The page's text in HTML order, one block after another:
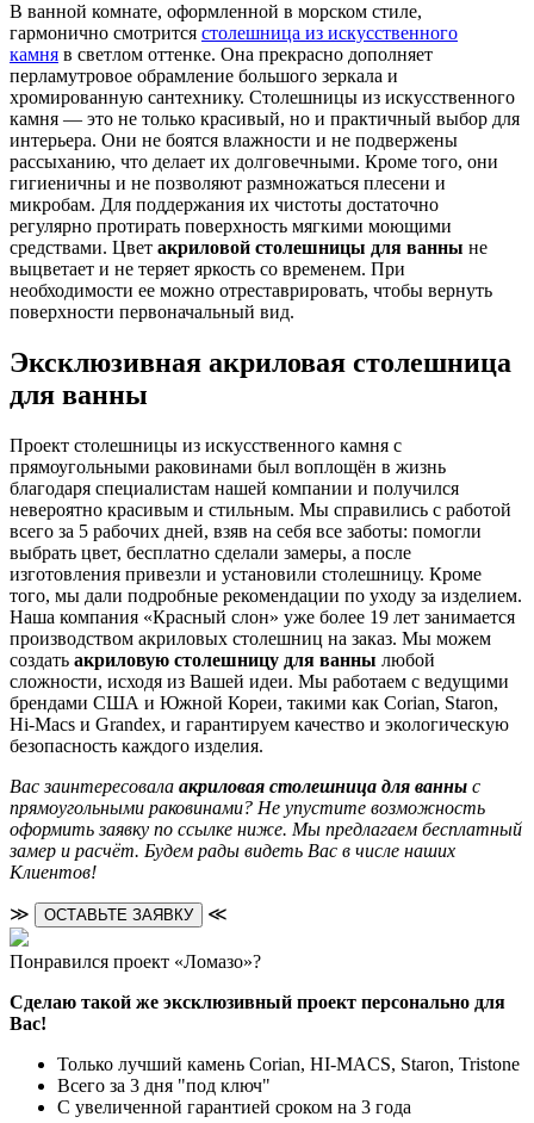
В ванной комнате, оформленной в морском стиле,
гармонично смотрится столешница из искусственного
камня в светлом оттенке. Она прекрасно дополняет
перламутровое обрамление большого зеркала и
хромированную сантехнику. Столешницы из искусственного
камня — это не только красивый, но и практичный выбор для
интерьера. Они не боятся влажности и не подвержены
рассыханию, что делает их долговечными. Кроме того, они
гигиеничны и не позволяют размножаться плесени и
микробам. Для поддержания их чистоты достаточно
регулярно протирать поверхность мягкими моющими
средствами. Цвет акриловой столешницы для ванны не
выцветает и не теряет яркость со временем. При
необходимости ее можно отреставрировать, чтобы вернуть
поверхности первоначальный вид.
Эксклюзивная акриловая столешница
для ванны
Проект столешницы из искусственного камня с
прямоугольными раковинами был воплощён в жизнь
благодаря специалистам нашей компании и получился
невероятно красивым и стильным. Мы справились с работой
всего за 5 рабочих дней, взяв на себя все заботы: помогли
выбрать цвет, бесплатно сделали замеры, а после
изготовления привезли и установили столешницу. Кроме
того, мы дали подробные рекомендации по уходу за изделием.
Наша компания «Красный слон» уже более 19 лет занимается
производством акриловых столешниц на заказ. Мы можем
создать акриловую столешницу для ванны любой
сложности, исходя из Вашей идеи. Мы работаем с ведущими
брендами США и Южной Кореи, такими как Corian, Staron,
Hi-Macs и Grandex, и гарантируем качество и экологическую
безопасность каждого изделия.
Вас заинтересовала акриловая столешница для ванны с
прямоугольными раковинами? Не упустите возможность
оформить заявку по ссылке ниже. Мы предлагаем бесплатный
замер и расчёт. Будем рады видеть Вас в числе наших
Клиентов!
≫ ОСТАВЬТЕ ЗАЯВКУ ≪
Понравился проект «Ломазо»?
Сделаю такой же эксклюзивный проект персонально для
Вас!
Только лучший камень Corian, HI-MACS, Staron, Tristone
Всего за 3 дня "под ключ"
С увеличенной гарантией сроком на 3 года